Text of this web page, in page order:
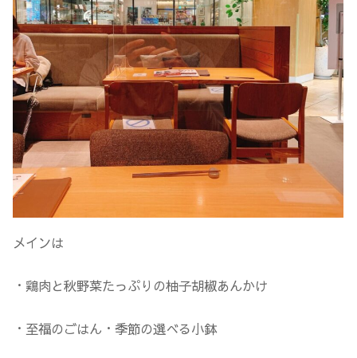
メインは
・鶏肉と秋野菜たっぷりの柚子胡椒あんかけ
・至福のごはん・季節の選べる小鉢